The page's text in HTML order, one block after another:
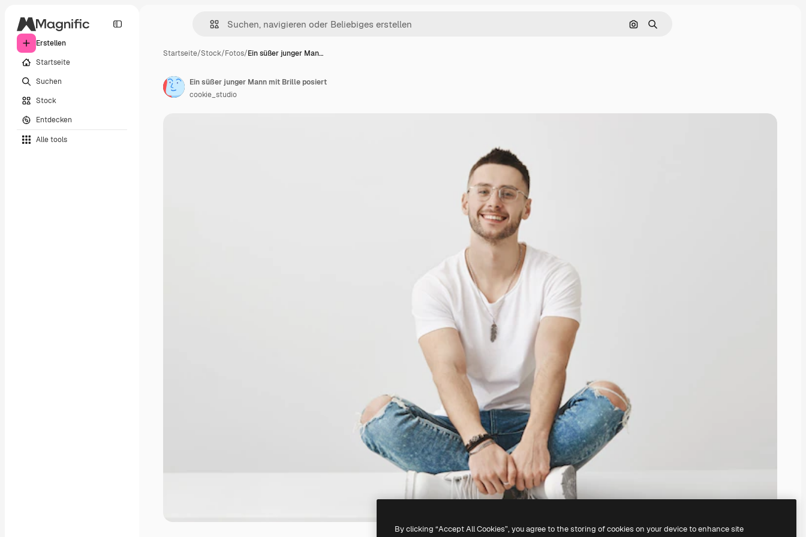
Erstellen
Startseite
Suchen
Stock
Entdecken
Alle tools
Nach Bild suchen
Suchen
Startseite/Stock/Fotos/Ein süßer junger Man…
Ein süßer junger Mann mit Brille posiert
cookie_studio
By clicking “Accept All Cookies”, you agree to the storing of cookies on your device to enhance site